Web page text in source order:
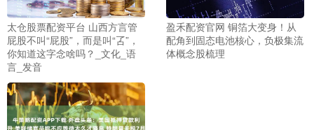
太仓股票配资平台 山西方言管
屁股不叫“屁股”，而是叫“叾”，
你知道这字念啥吗？_文化_语
言_发音
盈禾配资官网 铜箔大变身！从
配角到固态电池核心，负极集流
体概念股梳理